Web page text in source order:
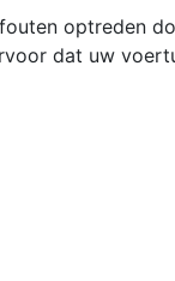
optreden
dat uw